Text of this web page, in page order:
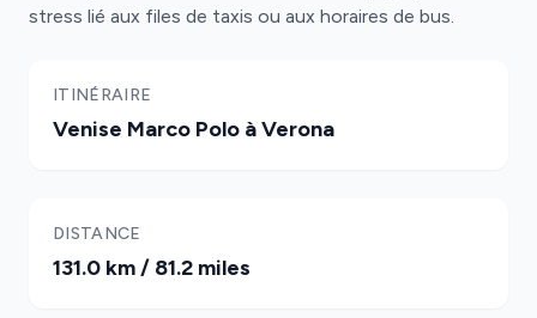
stress lié aux files de taxis ou aux horaires de bus.
ITINÉRAIRE
Venise Marco Polo à Verona
DISTANCE
131.0 km / 81.2 miles